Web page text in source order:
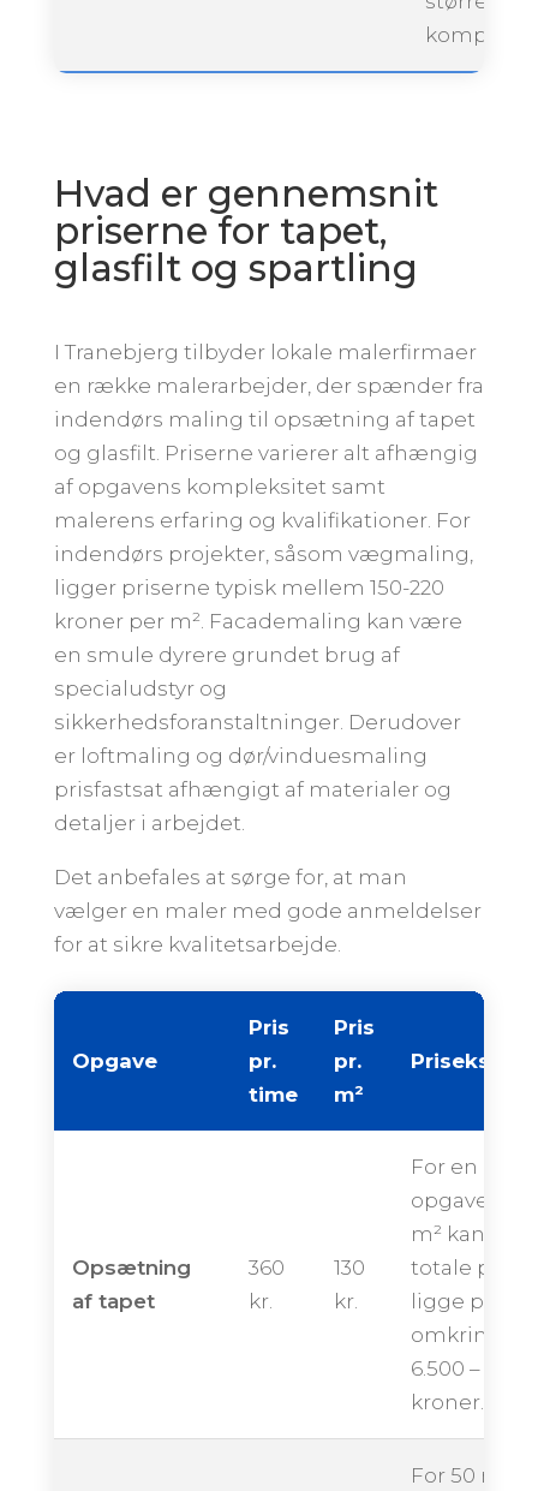
Hvad er gennemsnit
priserne for tapet,
glasfilt og spartling
I Tranebjerg tilbyder lokale malerfirmaer
en række malerarbejder, der spænder fra
indendørs maling til opsætning af tapet
og glasfilt. Priserne varierer alt afhængig
af opgavens kompleksitet samt
malerens erfaring og kvalifikationer. For
indendørs projekter, såsom vægmaling,
ligger priserne typisk mellem 150-220
kroner per m². Facademaling kan være
en smule dyrere grundet brug af
specialudstyr og
sikkerhedsforanstaltninger. Derudover
er loftmaling og dør/vinduesmaling
prisfastsat afhængigt af materialer og
detaljer i arbejdet.
Det anbefales at sørge for, at man
vælger en maler med gode anmeldelser
for at sikre kvalitetsarbejde.
Opgave
Pris
pr.
time
Pris
pr.
m²
Opsætning
af tapet
360
kr.
130
kr.
For en
opgave på
m² kan den
totale pris
ligge på
omkring
6.500 –
kroner.
For 50 m²